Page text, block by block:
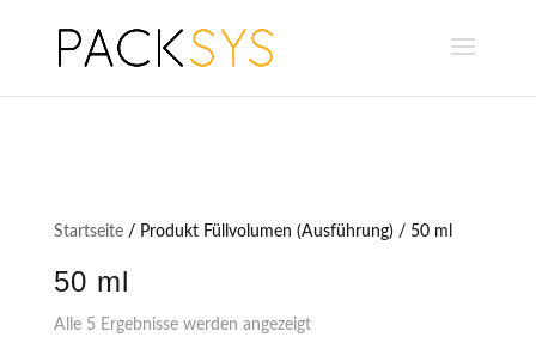
Startseite/ Produkt Füllvolumen (Ausführung) / 50 ml
50 ml
Alle 5 Ergebnisse werden angezeigt